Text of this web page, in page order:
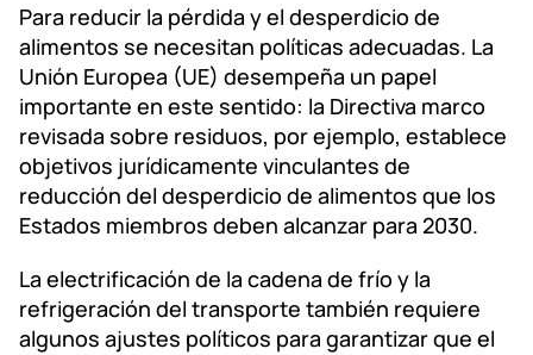
Para reducir la pérdida y el desperdicio de
alimentos se necesitan políticas adecuadas. La
Unión Europea (UE) desempeña un papel
importante en este sentido: la Directiva marco
revisada sobre residuos, por ejemplo, establece
objetivos jurídicamente vinculantes de
reducción del desperdicio de alimentos que los
Estados miembros deben alcanzar para 2030.
La electrificación de la cadena de frío y la
refrigeración del transporte también requiere
algunos ajustes políticos para garantizar que el